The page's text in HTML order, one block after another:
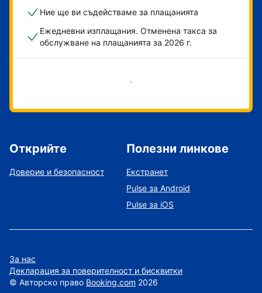
Ние ще ви съдействаме за плащанията
Ежедневни изплащания. Отменена такса за
обслужване на плащанията за 2026 г.
Начало
Открийте
Доверие и безопасност
Полезни линкове
Екстранет
Pulse за Android
Pulse за iOS
За нас
Декларация за поверителност и бисквитки
© Авторско право Booking.com 2026